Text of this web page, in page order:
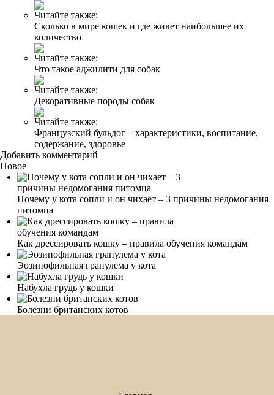
Читайте также:
Сколько в мире кошек и где живет наибольшее их
количество
Читайте также:
Что такое аджилити для собак
Читайте также:
Декоративные породы собак
Читайте также:
Французский бульдог – характеристики, воспитание,
содержание, здоровье
Добавить комментарий
Новое
Почему у кота сопли и он чихает – 3 причины недомогания
питомца
Как дрессировать кошку – правила обучения командам
Эозинофильная гранулема у кота
Набухла грудь у кошки
Болезни британских котов